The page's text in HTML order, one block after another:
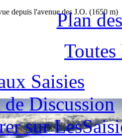
depuis l'avenue des J.O. (1650 m)
Plan
Toutes
Saisies
Discussion
sur